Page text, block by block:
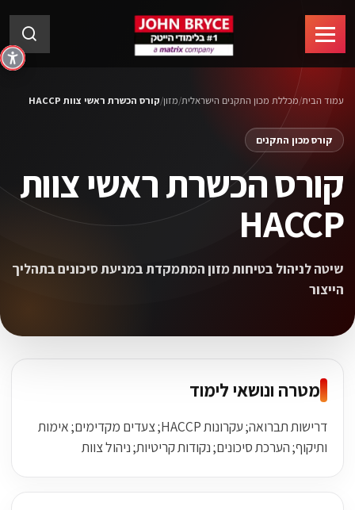
עמוד הבית/מכללת מכון התקנים הישראלית/מזון/קורס הכשרת ראשי צוות HACCP
קורס מכון התקנים
קורס הכשרת ראשי צוות
HACCP
שיטה לניהול בטיחות מזון המתמקדת במניעת סיכונים בתהליך
הייצור
מטרה ונושאי לימוד
דרישות תברואה; עקרונות HACCP; צעדים מקדימים; אימות
ותיקוף; הערכת סיכונים; נקודות קריטיות; ניהול צוות